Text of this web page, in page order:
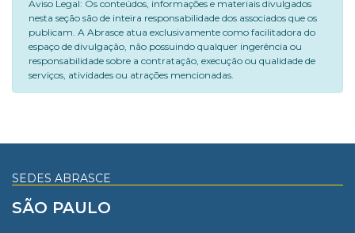
Aviso Legal: Os conteúdos, informações e materiais divulgados
nesta seção são de inteira responsabilidade dos associados que os
publicam. A Abrasce atua exclusivamente como facilitadora do
espaço de divulgação, não possuindo qualquer ingerência ou
responsabilidade sobre a contratação, execução ou qualidade de
serviços, atividades ou atrações mencionadas.
SEDES ABRASCE
SÃO PAULO